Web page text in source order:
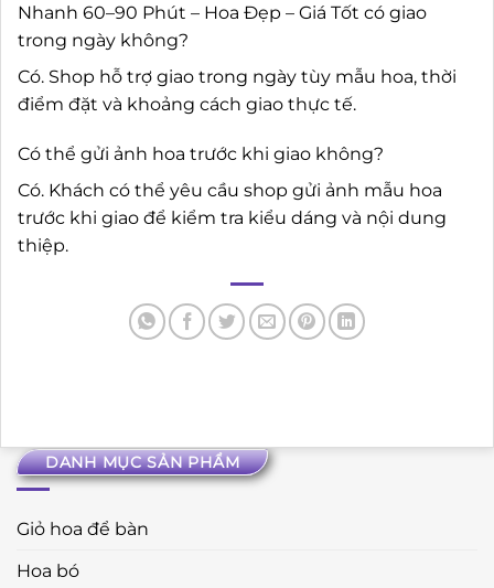
DANH MỤC SẢN PHẨM
Giỏ hoa để bàn
Hoa bó
Nhanh 60–90 Phút – Hoa Đẹp – Giá Tốt có giao
trong ngày không?
Có. Shop hỗ trợ giao trong ngày tùy mẫu hoa, thời
điểm đặt và khoảng cách giao thực tế.
Có thể gửi ảnh hoa trước khi giao không?
Có. Khách có thể yêu cầu shop gửi ảnh mẫu hoa
trước khi giao để kiểm tra kiểu dáng và nội dung
thiệp.